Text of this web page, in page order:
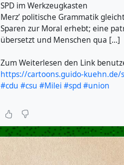
SPD im Werkzeugkasten
Merz’ politische Grammatik
Sparen zur Moral erhebt; eine
übersetzt und Menschen qua […]
Zum Weiterlesen den Link
https://cartoons.guido-kuehn.de/
#cdu #csu #Milei #spd#union